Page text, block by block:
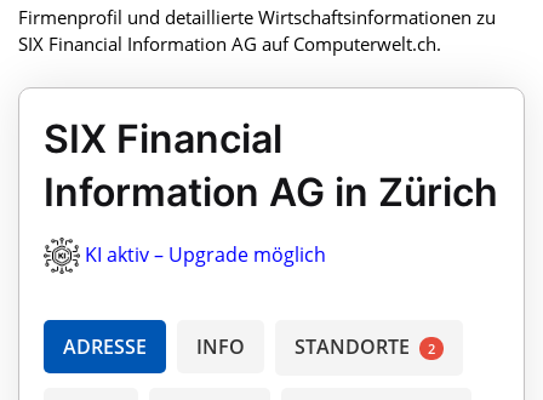
Firmenprofil und detaillierte Wirtschaftsinformationen zu
SIX Financial Information AG auf Computerwelt.ch.
SIX Financial
Information AG in Zürich
KI aktiv – Upgrade möglich
ADRESSE INFO STANDORTE 2